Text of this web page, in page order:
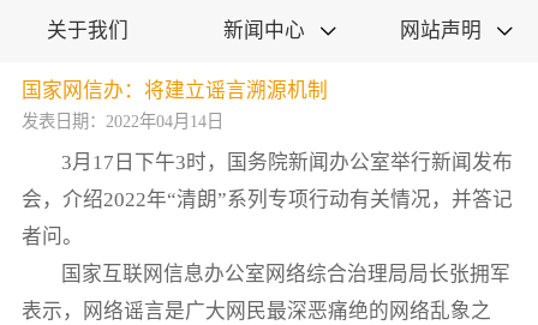
关于我们 新闻中心  网站声明 
国家网信办：将建立谣言溯源机制
发表日期：2022年04月14日
3月17日下午3时，国务院新闻办公室举行新闻发布
会，介绍2022年“清朗”系列专项行动有关情况，并答记
者问。
国家互联网信息办公室网络综合治理局局长张拥军
表示，网络谣言是广大网民最深恶痛绝的网络乱象之